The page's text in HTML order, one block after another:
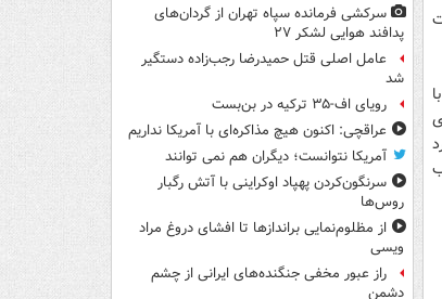
سرکشی فرمانده سپاه تهران از گردان‌های
پدافند هوایی لشکر ۲۷
عامل اصلی قتل حمیدرضا رجب‌زاده دستگیر
شد
رویای اف-۳۵ ترکیه در بن‌بست
عراقچی: اکنون هیچ مذاکره‌ای با آمریکا نداریم
آمریکا نتوانست؛ دیگران هم نمی توانند
سرنگون‌کردن پهپاد اوکراینی با آتش رگبار
روس‌ها
از مظلوم‌نمایی براندازها تا افشای دروغ مراد
ویسی
راز عبور مخفی جنگنده‌های ایرانی از چشم
دشمن